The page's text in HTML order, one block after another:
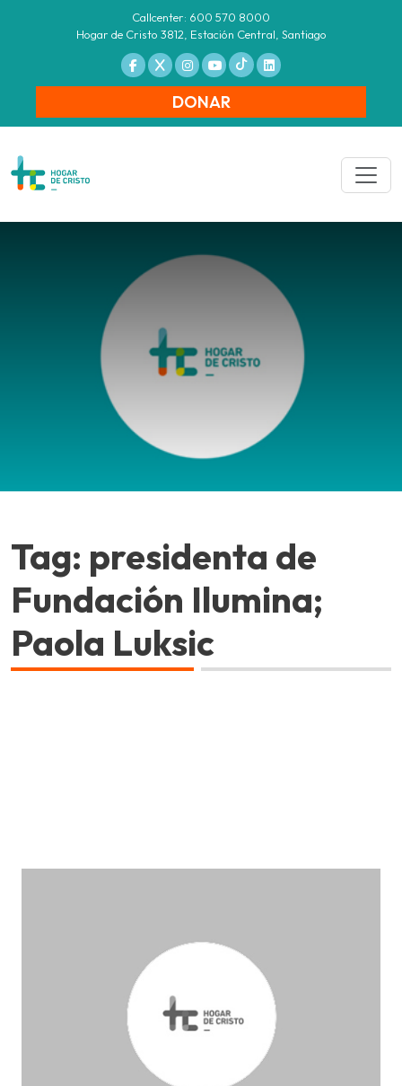
Callcenter: 600 570 8000
Hogar de Cristo 3812, Estación Central, Santiago
DONAR
Tag: presidenta de
Fundación Ilumina;
Paola Luksic